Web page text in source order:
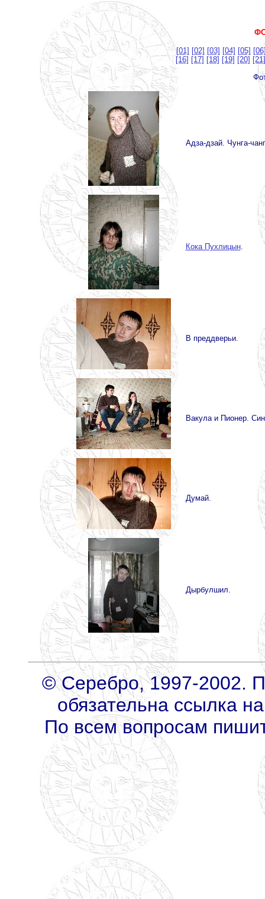
[01] [02] [03] [04] [05]
[16] [17] [18] [19] [20] [21]
Адза-дзай. Чунга-
Кока Пухлицын.
В преддверьи.
Вакула и Пионер.
Думай.
Дырбулшил.
© Серебро, 1997-2002.
обязательна ссылка
По всем вопросам